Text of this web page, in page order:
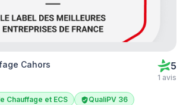
Cahors 5
1 avis
Chauffage et ECS
QualiPV 36